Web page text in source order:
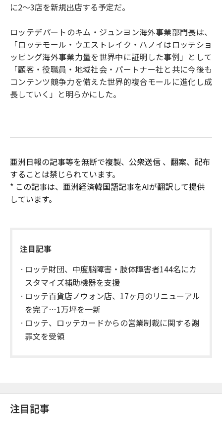
に2～3店を新規出店する予定だ。
ロッテデパートのキム・ジュンヨン海外事業部門長は、
「ロッテモール・ウエストレイク・ハノイはロッテショ
ッピング海外事業力量を世界中に証明した事例」として
「顧客・役職員・地域社会・パートナー社と共に今後も
コンテンツ競争力を備えた世界的複合モールに進化し成
長していく」と明らかにした。
亜洲日報の記事等を無断で複製、公衆送信 、翻案、配布
することは禁じられています。
* この記事は、亜洲経済韓国語記事をAIが翻訳して提供
しています。
注目記事
ロッテ財団、中度脳障害・肢体障害者144名にカ
スタマイズ補助機器を支援
ロッテ百貨店ノウォン店、17ヶ月のリニューアル
を完了…1万坪を一新
ロッテ、ロッテカードからの営業制裁に関する謝
罪文を受領
注目記事